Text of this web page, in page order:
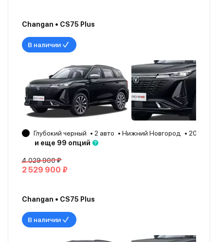
Changan • CS75 Plus
В наличии
Глубокий черный 2 авто Нижний Новгород
2024
и еще 99 опций
4 029 900 ₽
2 529 900 ₽
Changan • CS75 Plus
В наличии